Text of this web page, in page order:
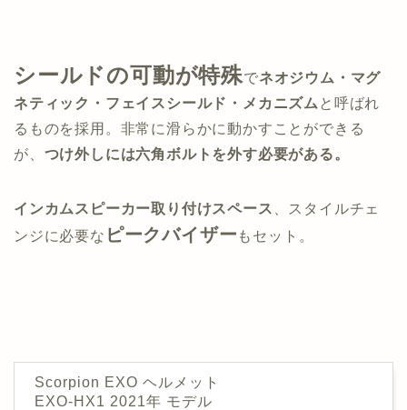
シールドの可動が特殊でネオジウム・マグ
ネティック・フェイスシールド・メカニズム と呼ばれ
るものを採用。非常に滑らかに動かすことができる
が、 つけ外しには六角ボルトを外す必要がある。
インカムスピーカー取り付けスペース 、スタイルチェ
ンジに必要な ピークバイザー もセット。
Scorpion EXO ヘルメット
EXO-HX1 2021年 モデル